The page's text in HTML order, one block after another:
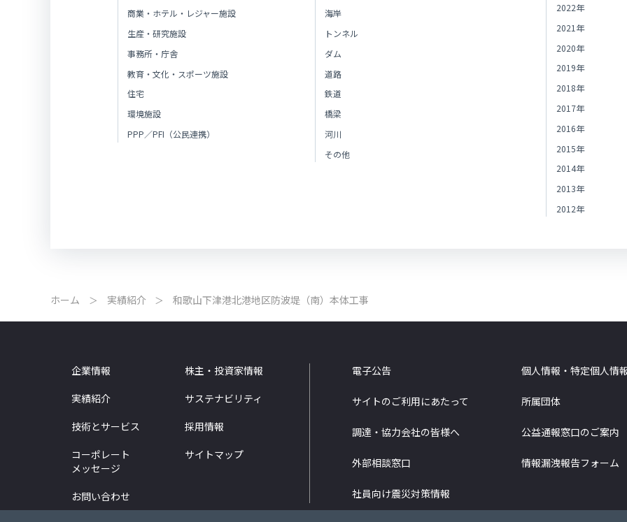
商業・ホテル・レジャー施設
生産・研究施設
事務所・庁舎
教育・文化・スポーツ施設
住宅
環境施設
PPP／PFI（公民連携）
海岸
トンネル
ダム
道路
鉄道
橋梁
河川
その他
2022年
2021年
2020年
2019年
2018年
2017年
2016年
2015年
2014年
2013年
2012年
ホーム 実績紹介 和歌山下津港北港地区防波堤（南）本体工事
企業情報
株主・投資家情報
実績紹介
サステナビリティ
技術とサービス
採用情報
コーポレート
メッセージ
サイトマップ
お問い合わせ
電子公告 個人情報・特定個人情
サイトのご利用にあたって 所属団体
調達・協力会社の皆様へ 公益通報窓口のご案内
外部相談窓口 情報漏洩報告フォーム
社員向け震災対策情報